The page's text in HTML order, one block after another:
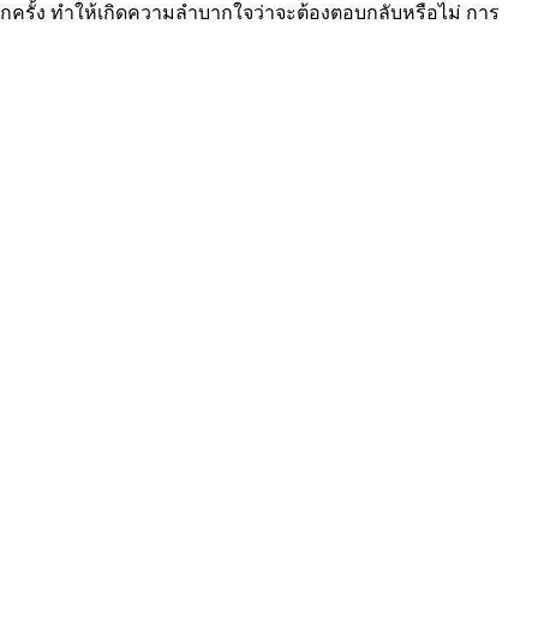
รั้ง ทำให้เกิดความลำบากใจว่าจะต้องตอบกลับหรือไม่ การ